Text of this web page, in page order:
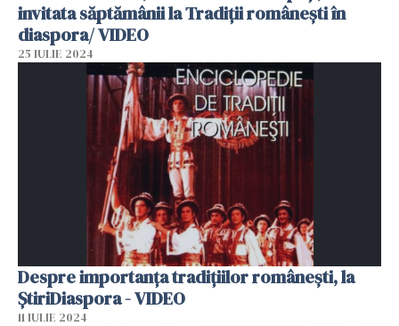
invitata săptămânii la Tradiții românești în
diaspora/ VIDEO
25 IULIE 2024
Despre importanța tradițiilor românești, la
ȘtiriDiaspora - VIDEO
11 IULIE 2024